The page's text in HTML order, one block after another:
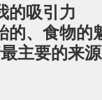
的吸引力
的、食物的
主要的来源